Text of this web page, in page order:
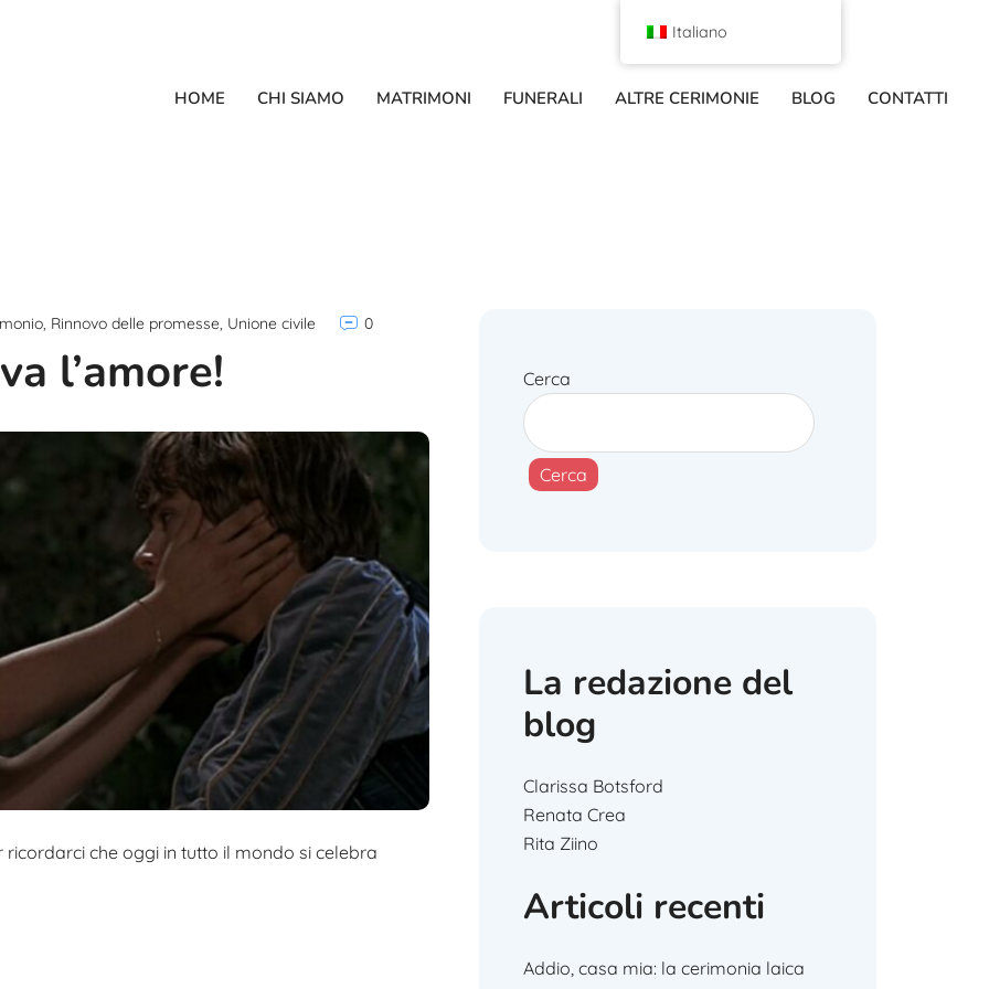
HOME CHI SIAMO MATRIMONI FUNERALI ALTRE CERIMONIE BLOG CONTATTI
, Rinnovo delle promesse, Unione civile 0
l’amore!
che oggi in tutto il mondo si celebra
Cerca
Cerca
La redazione del
blog
Clarissa Botsford
Renata Crea
Rita Ziino
Articoli recenti
Addio, casa mia: la cerimonia laica
Italiano